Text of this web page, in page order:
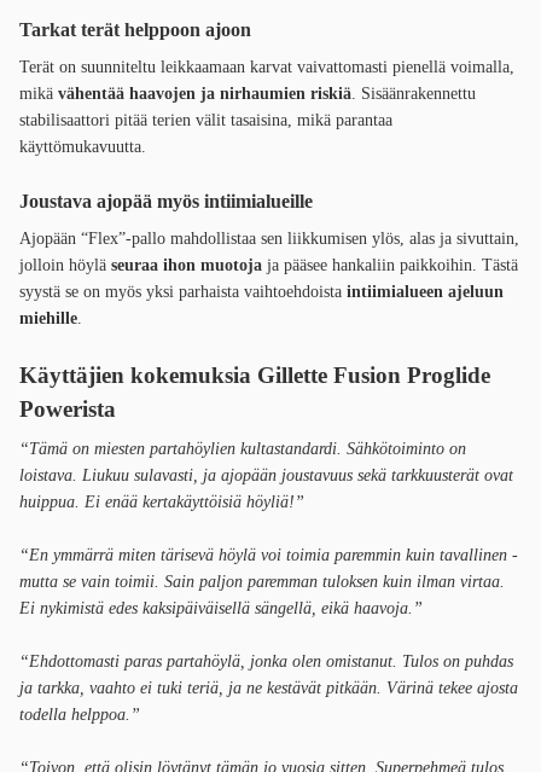
Tarkat terät helppoon ajoon
Terät on suunniteltu leikkaamaan karvat vaivattomasti pienellä voimalla,
mikä vähentää haavojen ja nirhaumien riskiä. Sisäänrakennettu
stabilisaattori pitää terien välit tasaisina, mikä parantaa
käyttömukavuutta.
Joustava ajopää myös intiimialueille
Ajopään “Flex”-pallo mahdollistaa sen liikkumisen ylös, alas ja sivuttain,
jolloin höylä seuraa ihon muotoja ja pääsee hankaliin paikkoihin. Tästä
syystä se on myös yksi parhaista vaihtoehdoista intiimialueen ajeluun
miehille.
Käyttäjien kokemuksia Gillette Fusion Proglide
Powerista
“Tämä on miesten partahöylien kultastandardi. Sähkötoiminto on
loistava. Liukuu sulavasti, ja ajopään joustavuus sekä tarkkuusterät ovat
huippua. Ei enää kertakäyttöisiä höyliä!”
“En ymmärrä miten tärisevä höylä voi toimia paremmin kuin tavallinen -
mutta se vain toimii. Sain paljon paremman tuloksen kuin ilman virtaa.
Ei nykimistä edes kaksipäiväisellä sängellä, eikä haavoja.”
“Ehdottomasti paras partahöylä, jonka olen omistanut. Tulos on puhdas
ja tarkka, vaahto ei tuki teriä, ja ne kestävät pitkään. Värinä tekee ajosta
todella helppoa.”
“Toivon, että olisin löytänyt tämän jo vuosia sitten. Superpehmeä tulos,